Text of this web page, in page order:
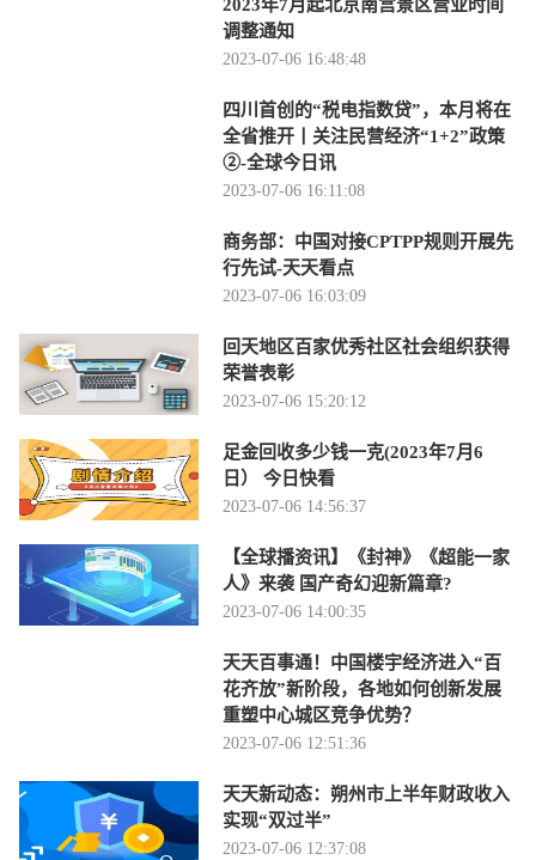
2023年7月起北京南宫景区营业时间
调整通知
2023-07-06 16:48:48
四川首创的“税电指数贷”，本月将在
全省推开丨关注民营经济“1+2”政策
②-全球今日讯
2023-07-06 16:11:08
商务部：中国对接CPTPP规则开展先
行先试-天天看点
2023-07-06 16:03:09
回天地区百家优秀社区社会组织获得
荣誉表彰
2023-07-06 15:20:12
足金回收多少钱一克(2023年7月6
日） 今日快看
2023-07-06 14:56:37
【全球播资讯】《封神》《超能一家
人》来袭 国产奇幻迎新篇章?
2023-07-06 14:00:35
天天百事通！中国楼宇经济进入“百
花齐放”新阶段，各地如何创新发展
重塑中心城区竞争优势？
2023-07-06 12:51:36
天天新动态：朔州市上半年财政收入
实现“双过半”
2023-07-06 12:37:08